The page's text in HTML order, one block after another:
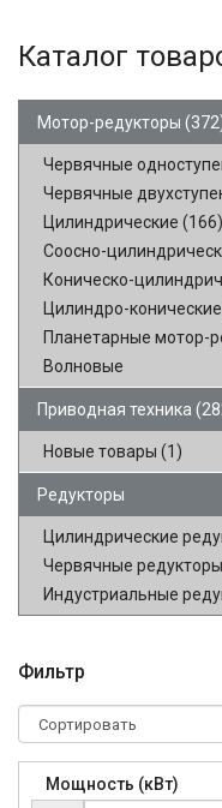
Каталог
Мотор-редукторы
Червячные
Червячные
Цилиндрические (166)
Соосно-
Коническо-
Цилиндро-конические
Планетарные мотор-
Волновые
Приводная техника
Новые товары (1)
Редукторы
Цилиндрические
Червячные редукторы
Индустриальные
Фильтр
Мощность (кВт)